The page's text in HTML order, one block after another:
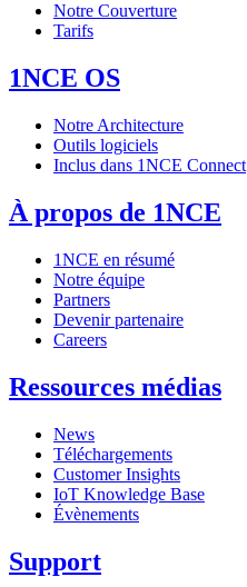
Notre Couverture
Tarifs
1NCE OS
Notre Architecture
Outils logiciels
Inclus dans 1NCE Connect
À propos de 1NCE
1NCE en résumé
Notre équipe
Partners
Devenir partenaire
Careers
Ressources médias
News
Téléchargements
Customer Insights
IoT Knowledge Base
Évènements
Support